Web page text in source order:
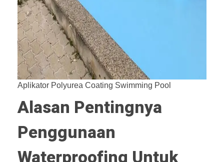
Aplikator Polyurea Coating Swimming Pool
Alasan Pentingnya
Penggunaan